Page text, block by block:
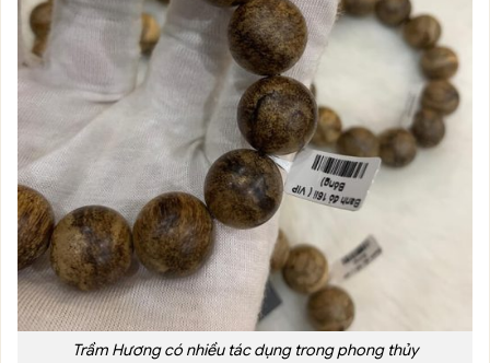
Trầm Hương có nhiều tác dụng trong phong thủy